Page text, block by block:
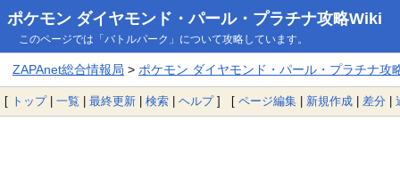
ポケモン ダイヤモンド・パール・プラチナ攻略Wiki
このページでは「バトルパーク」について攻略しています。
ZAPAnet総合情報局 > ポケモン ダイヤモンド・パール・プラチナ攻
[ トップ| 一覧 | 最終更新 | 検索 | ヘルプ] [ ページ編集 | 新規作成 | 差分 |